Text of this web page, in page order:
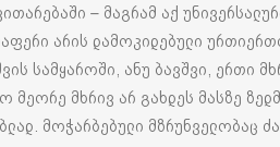
– მაგრამ აქ
არის დამოკიდებული
სამყაროში, ანუ ბავშვი, ერთი
მეორე მხრივ არ გახდეს მასზე
მოჭარბებული მზრუნველობაც